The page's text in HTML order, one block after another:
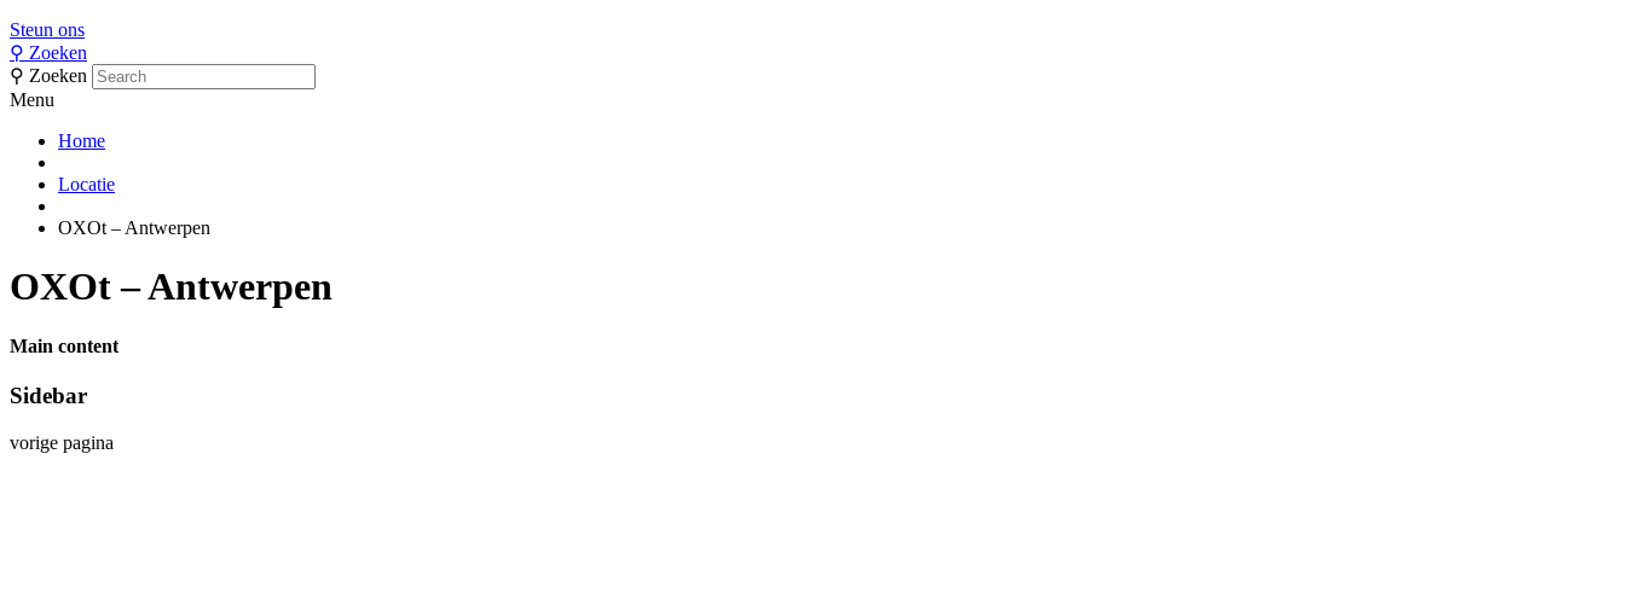
Steun ons
⚲ Zoeken
⚲ Zoeken
Menu
Home
Locatie
OXOt – Antwerpen
OXOt – Antwerpen
Main content
Sidebar
vorige pagina